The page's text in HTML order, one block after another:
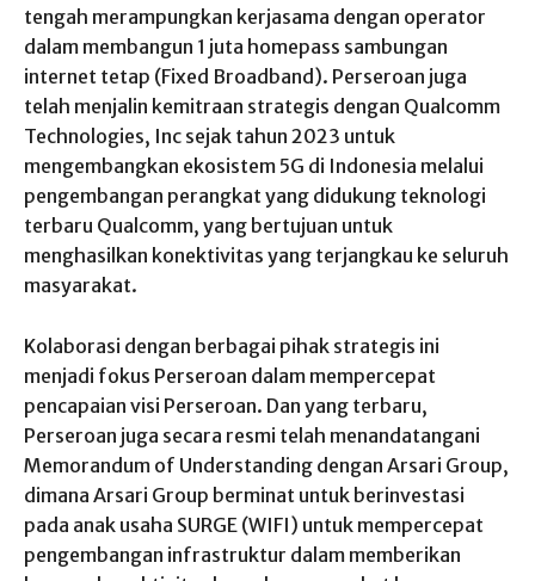
tengah merampungkan kerjasama dengan operator
dalam membangun 1 juta homepass sambungan
internet tetap (Fixed Broadband). Perseroan juga
telah menjalin kemitraan strategis dengan Qualcomm
Technologies, Inc sejak tahun 2023 untuk
mengembangkan ekosistem 5G di Indonesia melalui
pengembangan perangkat yang didukung teknologi
terbaru Qualcomm, yang bertujuan untuk
menghasilkan konektivitas yang terjangkau ke seluruh
masyarakat.
Kolaborasi dengan berbagai pihak strategis ini
menjadi fokus Perseroan dalam mempercepat
pencapaian visi Perseroan. Dan yang terbaru,
Perseroan juga secara resmi telah menandatangani
Memorandum of Understanding dengan Arsari Group,
dimana Arsari Group berminat untuk berinvestasi
pada anak usaha SURGE (WIFI) untuk mempercepat
pengembangan infrastruktur dalam memberikan